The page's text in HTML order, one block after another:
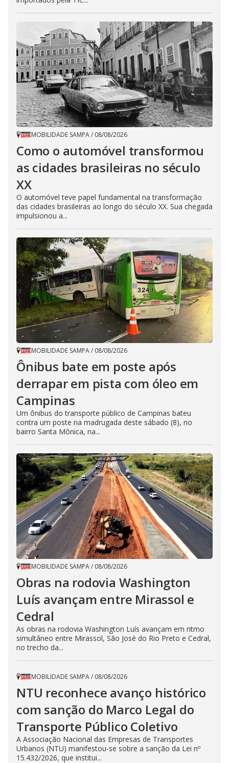
MOBILIDADE SAMPA/ 08/08/2026
Como o automóvel transformou
as cidades brasileiras no século
XX
O automóvel teve papel fundamental na transformação
das cidades brasileiras ao longo do século XX. Sua chegada
impulsionou a...
MOBILIDADE SAMPA/ 08/08/2026
Ônibus bate em poste após
derrapar em pista com óleo em
Campinas
Um ônibus do transporte público de Campinas bateu
contra um poste na madrugada deste sábado (8), no
bairro Santa Mônica, na...
MOBILIDADE SAMPA/ 08/08/2026
Obras na rodovia Washington
Luís avançam entre Mirassol e
Cedral
As obras na rodovia Washington Luís avançam em ritmo
simultâneo entre Mirassol, São José do Rio Preto e Cedral,
no trecho da...
MOBILIDADE SAMPA/ 08/08/2026
NTU reconhece avanço histórico
com sanção do Marco Legal do
Transporte Público Coletivo
A Associação Nacional das Empresas de Transportes
Urbanos (NTU) manifestou-se sobre a sanção da Lei nº
15.432/2026, que institui...